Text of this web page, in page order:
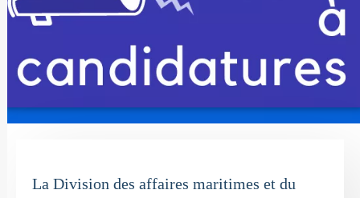
La Division des affaires maritimes et du